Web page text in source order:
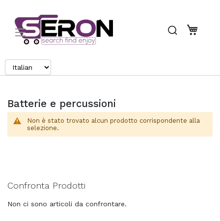
Search
Batterie e percussioni
Non è stato trovato alcun prodotto corrispondente alla
selezione.
Confronta Prodotti
Non ci sono articoli da confrontare.